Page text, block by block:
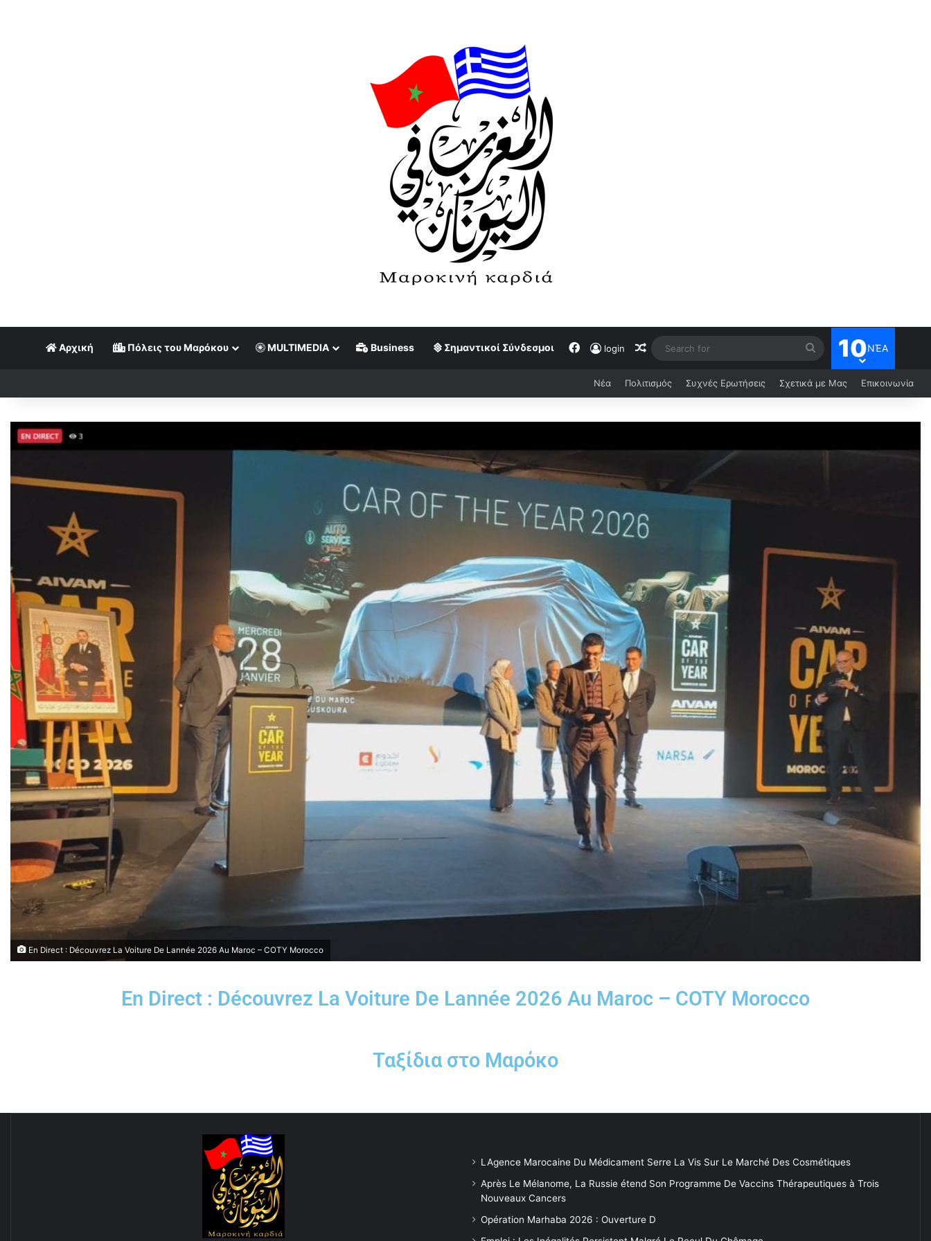
Αρχική Πόλεις του Μαρόκου MULTIMEDIA Business Σημαντικοί Σύνδεσμοι login 10ΝΈΑ
Νέα Πολιτισμός Συχνές Ερωτήσεις Σχετικά με Μας Επικοινωνία
En Direct : Découvrez La Voiture De Lannée 2026 Au Maroc – COTY Morocco
En Direct : Découvrez La Voiture De Lannée 2026 Au Maroc – COTY Morocco
Ταξίδια στο Μαρόκο
LAgence Marocaine Du Médicament Serre La Vis Sur Le Marché Des Cosmétiques
Après Le Mélanome, La Russie étend Son Programme De Vaccins Thérapeutiques à Trois
Nouveaux Cancers
Opération Marhaba 2026 : Ouverture D